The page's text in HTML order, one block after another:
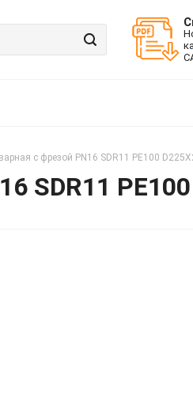
с фрезой PN16 SDR11 PE100
SDR11